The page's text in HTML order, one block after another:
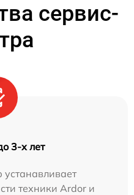
сервис-
3-х лет
техники Ardor и